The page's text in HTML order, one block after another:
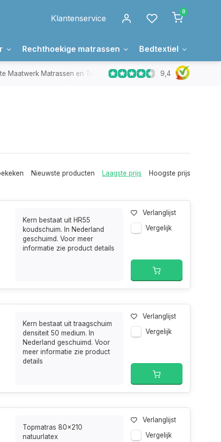
Klantenservice
0
Rechthoekige matrassen Bedtextiel
Matrassen en Toppers In Nederland gemaakt
9,4
Nieuwste producten Laagste prijs Hoogste prijs
Kern bestaat uit HR55
koudschuim. In Nederland
geschuimd. Voor meer
informatie zie product details
Verlanglijst
Vergelijk
Kern bestaat uit traagschuim
densiteit 50 medium. In
Nederland geschuimd. Voor
meer informatie zie product
details
Verlanglijst
Vergelijk
Topmatras 80x210
natuurlatex
Verlanglijst
Vergelijk